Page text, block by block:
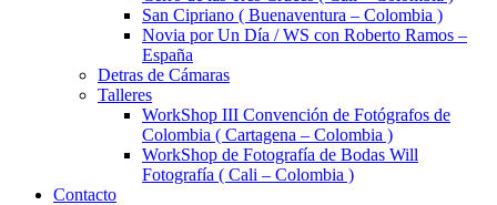
San Cipriano ( Buenaventura – Colombia )
Novia por Un Día / WS con Roberto Ramos –
España
Detras de Cámaras
Talleres
WorkShop III Convención de Fotógrafos de
Colombia ( Cartagena – Colombia )
WorkShop de Fotografía de Bodas Will
Fotografía ( Cali – Colombia )
Contacto